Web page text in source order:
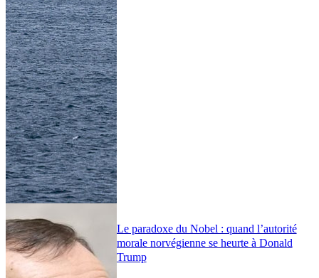
Le paradoxe du Nobel : quand l’autorité
morale norvégienne se heurte à Donald
Trump